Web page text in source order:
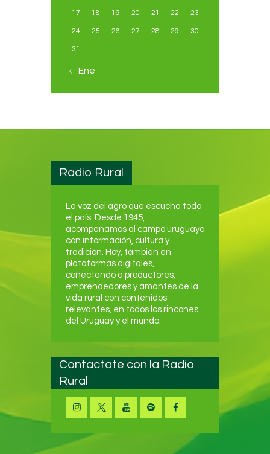
17 18 19 20 21 22 23
24 25 26 27 28 29 30
31
« Ene
Radio Rural
La voz del agro que escucha todo
el país. Desde 1945,
acompañamos al campo uruguayo
con información, cultura y
tradición. Hoy, también en
plataformas digitales,
conectando a productores,
emprendedores y amantes de la
vida rural con contenidos
relevantes, en todos los rincones
del Uruguay y el mundo.
Contactate con la Radio
Rural